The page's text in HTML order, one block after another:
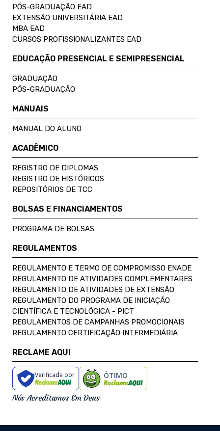
PÓS-GRADUAÇÃO EAD
EXTENSÃO UNIVERSITÁRIA EAD
MBA EAD
CURSOS PROFISSIONALIZANTES EAD
EDUCAÇÃO PRESENCIAL E SEMIPRESENCIAL
GRADUAÇÃO
PÓS-GRADUAÇÃO
MANUAIS
MANUAL DO ALUNO
ACADÊMICO
REGISTRO DE DIPLOMAS
REGISTRO DE HISTÓRICOS
REPOSITÓRIOS DE TCC
BOLSAS E FINANCIAMENTOS
PROGRAMA DE BOLSAS
REGULAMENTOS
REGULAMENTO E TERMO DE COMPROMISSO ENADE
REGULAMENTO DE ATIVIDADES COMPLEMENTARES
REGULAMENTO DE ATIVIDADES DE EXTENSÃO
REGULAMENTO DO PROGRAMA DE INICIAÇÃO
CIENTÍFICA E TECNOLÓGICA - PICT
REGULAMENTOS DE CAMPANHAS PROMOCIONAIS
REGULAMENTO CERTIFICAÇÃO INTERMEDIÁRIA
RECLAME AQUI
Verificada por ÓTIMO
Nós Acreditamos Em Deus